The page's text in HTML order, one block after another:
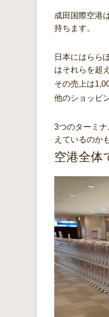
成田国際空港
持ちます。
日本にはらら
はそれらを超
その売上は
他のショッピ
3つのターミ
えているのか
空港全体